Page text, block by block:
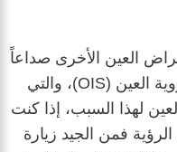
العين الأخرى صداعاً
وبعضها خطير مثل متلازمة نقص تروية العين (OIS)، والتي
لهذا السبب، إذا كنت
فمن الجيد زيارة